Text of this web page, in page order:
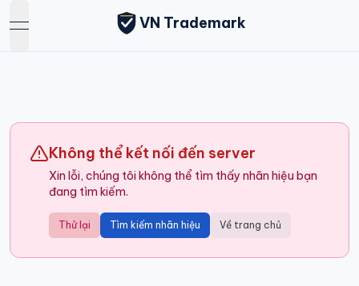
open navigation menu
VN Trademark
Không thể kết nối đến server
Xin lỗi, chúng tôi không thể tìm thấy nhãn hiệu bạn
đang tìm kiếm.
Thử lại Tìm kiếm nhãn hiệu Về trang chủ